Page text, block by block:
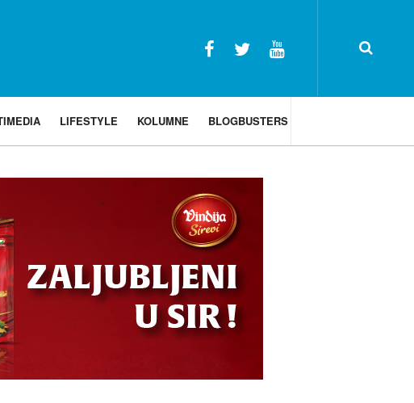
LIFESTYLE KOLUMNE BLOGBUSTERS